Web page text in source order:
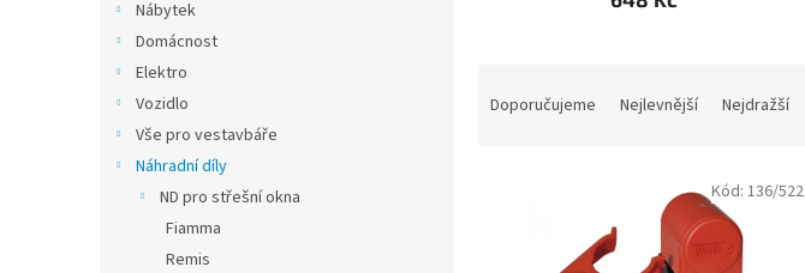
Nábytek
Domácnost
Elektro
Vozidlo
Vše pro vestavbáře
Náhradní díly
ND pro střešní okna
Fiamma
Remis
Doporučujeme Nejlevnější Nejdražší
Kód: 136/522